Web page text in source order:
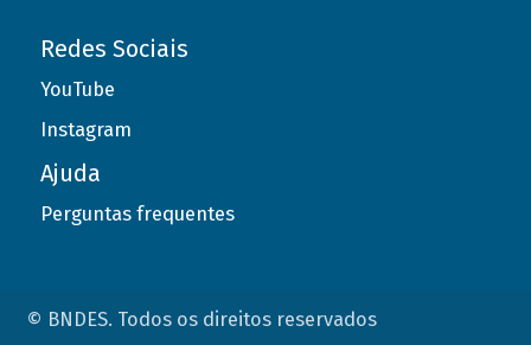
Redes Sociais
YouTube
Instagram
Ajuda
Perguntas frequentes
© BNDES. Todos os direitos reservados